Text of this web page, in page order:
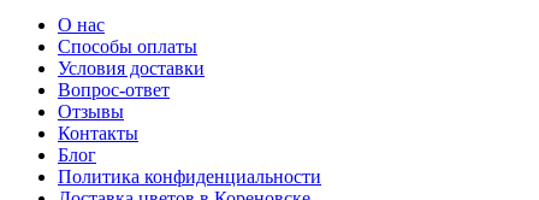
О нас
Способы оплаты
Условия доставки
Вопрос-ответ
Отзывы
Контакты
Блог
Политика конфиденциальности